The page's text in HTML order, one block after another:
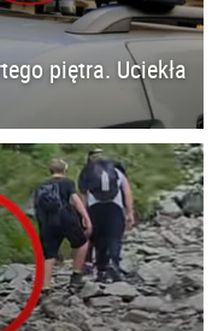
piętra. Uciekła